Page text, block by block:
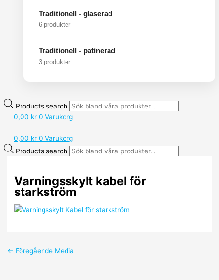
Traditionell - glaserad
6 produkter
Traditionell - patinerad
3 produkter
Products search
0,00 kr 0 Varukorg
0,00 kr 0 Varukorg
Products search
Varningsskylt kabel för
starkström
← Föregående Media